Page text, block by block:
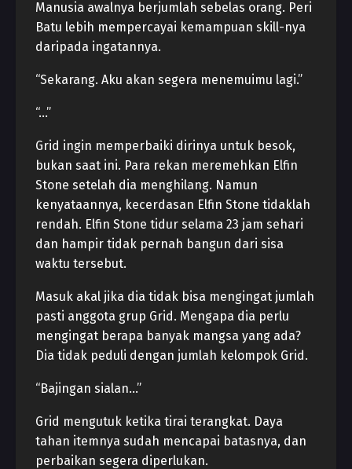
Manusia awalnya berjumlah sebelas orang. Peri
Batu lebih mempercayai kemampuan skill-nya
daripada ingatannya.
“Sekarang. Aku akan segera menemuimu lagi.”
“…”
Grid ingin memperbaiki dirinya untuk besok,
bukan saat ini. Para rekan meremehkan Elfin
Stone setelah dia menghilang. Namun
kenyataannya, kecerdasan Elfin Stone tidaklah
rendah. Elfin Stone tidur selama 23 jam sehari
dan hampir tidak pernah bangun dari sisa
waktu tersebut.
Masuk akal jika dia tidak bisa mengingat jumlah
pasti anggota grup Grid. Mengapa dia perlu
mengingat berapa banyak mangsa yang ada?
Dia tidak peduli dengan jumlah kelompok Grid.
“Bajingan sialan…”
Grid mengutuk ketika tirai terangkat. Daya
tahan itemnya sudah mencapai batasnya, dan
perbaikan segera diperlukan.